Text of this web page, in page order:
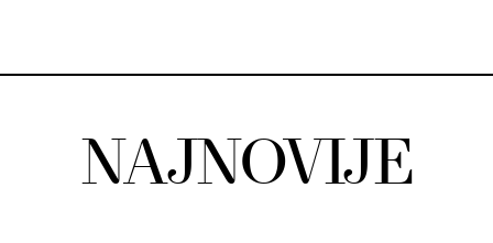
NAJNOVIJE